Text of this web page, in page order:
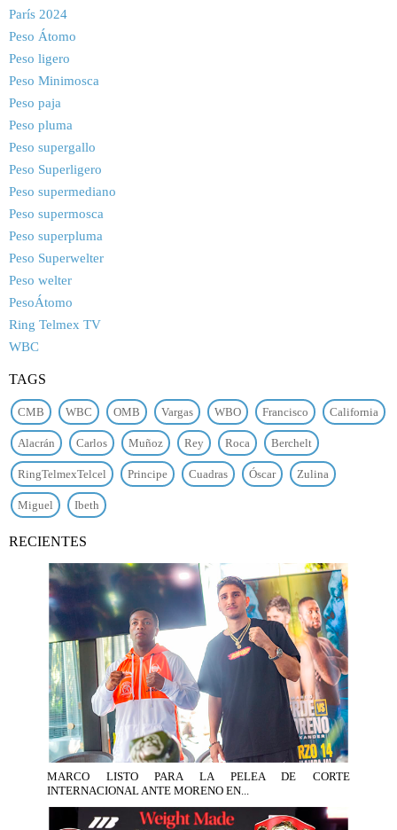
París 2024
Peso Átomo
Peso ligero
Peso Minimosca
Peso paja
Peso pluma
Peso supergallo
Peso Superligero
Peso supermediano
Peso supermosca
Peso superpluma
Peso Superwelter
Peso welter
PesoÁtomo
Ring Telmex TV
WBC
TAGS
CMB WBC OMB Vargas WBO Francisco California
Alacrán Carlos Muñoz Rey Roca Berchelt
RingTelmexTelcel Principe Cuadras Óscar Zulina
Miguel Ibeth
RECIENTES
MARCO LISTO PARA LA PELEA DE CORTE
INTERNACIONAL ANTE MORENO EN...